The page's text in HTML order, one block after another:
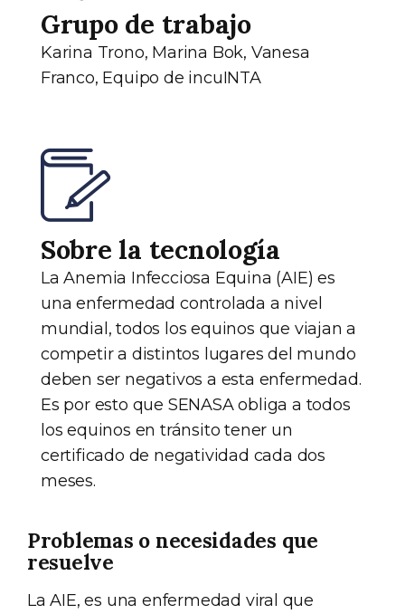
Grupo de trabajo
Karina Trono, Marina Bok, Vanesa
Franco, Equipo de incuINTA
Sobre la tecnología
La Anemia Infecciosa Equina (AIE) es
una enfermedad controlada a nivel
mundial, todos los equinos que viajan a
competir a distintos lugares del mundo
deben ser negativos a esta enfermedad.
Es por esto que SENASA obliga a todos
los equinos en tránsito tener un
certificado de negatividad cada dos
meses.
Problemas o necesidades que
resuelve
La AIE, es una enfermedad viral que